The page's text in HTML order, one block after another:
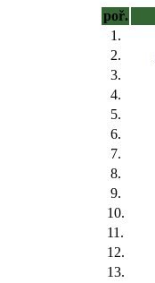
poř.
1.
2.
3.
4.
5.
6.
7.
8.
9.
10.
11.
12.
13.